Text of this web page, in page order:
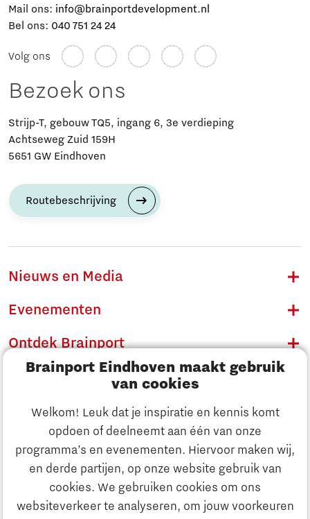
Brainport Eindhoven maakt gebruik
van cookies
Welkom! Leuk dat je inspiratie en kennis komt
opdoen of deelneemt aan één van onze
programma’s en evenementen. Hiervoor maken wij,
en derde partijen, op onze website gebruik van
cookies. We gebruiken cookies om ons
websiteverkeer te analyseren, om jouw voorkeuren
Ontdek Brainport
Innovatie
Mail ons: info@brainportdevelopment.nl
Bel ons: 040 751 24 24
Volg ons
Bezoek ons
Strijp-T, gebouw TQ5, ingang 6, 3e verdieping
Achtseweg Zuid 159H
5651 GW Eindhoven
Routebeschrijving
Nieuws en Media
Evenementen
Ontdek Brainport
Innovatie
Ondernemen
Onderwijs
Maatschappelijk
Strategie & Organisatie